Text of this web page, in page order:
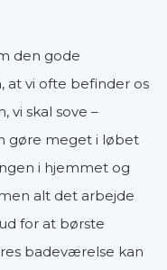
den gode
at vi ofte befinder os
vi skal sove –
gøre meget i løbet
i hjemmet og
alt det arbejde
for at børste
badeværelse kan